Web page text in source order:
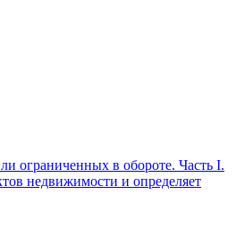
ограниченных в обороте. Часть I.
недвижимости и определяет